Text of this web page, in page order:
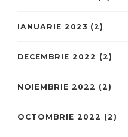
IANUARIE 2023 (2)
DECEMBRIE 2022 (2)
NOIEMBRIE 2022 (2)
OCTOMBRIE 2022 (2)